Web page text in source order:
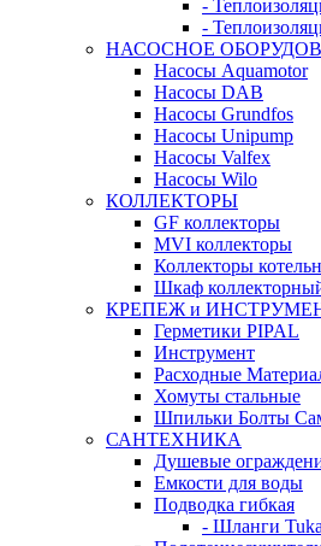
-
-
НАСОСНОЕ
Насосы Aquamotor
Насосы DAB
Насосы Grundfos
Насосы Unipump
Насосы Valfex
Насосы Wilo
КОЛЛЕКТОРЫ
GF коллекторы
MVI коллекторы
Коллекторы
Шкаф
КРЕПЕЖ и
Герметики PIPAL
Инструмент
Расходные
Хомуты стальные
Шпильки Болты
САНТЕХНИКА
Душевые
Емкости для воды
Подводка гибкая
- Шланги